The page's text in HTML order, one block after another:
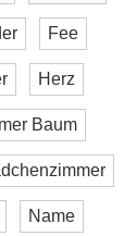
Fee
Herz
Baum
Name